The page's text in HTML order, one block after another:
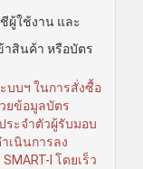
ผู้ใช้งาน และ
าสินค้า หรือบัตร
บบฯ ในการสั่งซื้อ
ยข้อมูลบัตร
ระจำตัวผู้รับมอบ
เนินการลง
I โดยเร็ว